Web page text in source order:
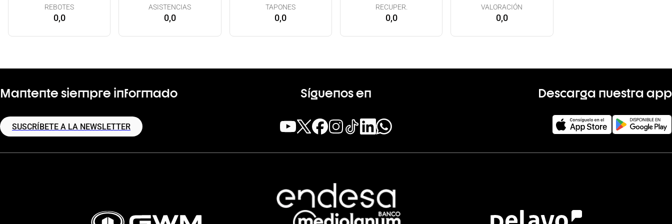
REBOTES
0,0
ASISTENCIAS
0,0
TAPONES
0,0
RECUPER.
0,0
VALORACIÓN
0,0
Mantente siempre informado
SUSCRÍBETE A LA NEWSLETTER
Síguenos en Descarga nuestra app